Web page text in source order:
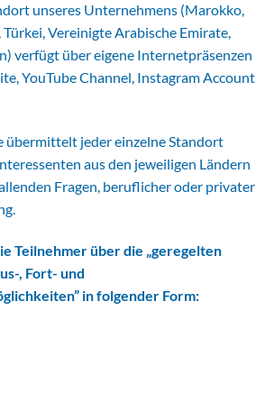
unseres Unternehmens (Marokko,
Vereinigte Arabische Emirate,
verfügt über eigene Internetpräsenzen
YouTube Channel, Instagram Account
übermittelt jeder einzelne Standort
aus den jeweiligen Ländern
Fragen, beruflicher oder privater
Teilnehmer über die „geregelten
, Fort- und
in folgender Form: